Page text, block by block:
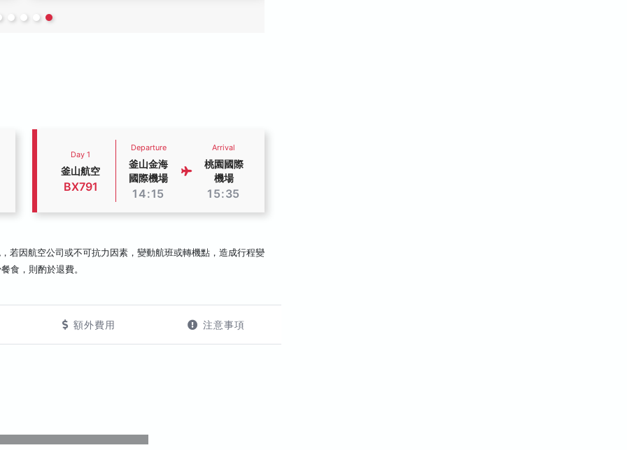
Day 1
釜山航空
BX791
Departure
釜山金海
國際機場
14:15
Arrival
桃園國際
機場
15:35
若因航空公司或不可抗力因素，變動航班或轉機點，造成行程變
食，則酌於退費。
額外費用 注意事項